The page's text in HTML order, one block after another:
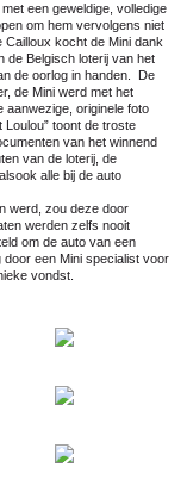
een geweldige, volledige
om hem vervolgens niet
Cailloux kocht de Mini dank
de Belgisch loterij van het
de oorlog in handen. De
de Mini werd met het
aanwezige, originele foto
Loulou” toont de troste
van het winnend
van de loterij, de
alle bij de auto
werd, zou deze door
werden zelfs nooit
om de auto van een
door een Mini specialist voor
vondst.